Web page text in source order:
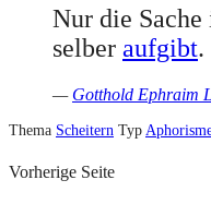
Nur die Sache
selber aufgibt.
— Gotthold Ephraim
Thema Scheitern Typ
Vorherige Seite